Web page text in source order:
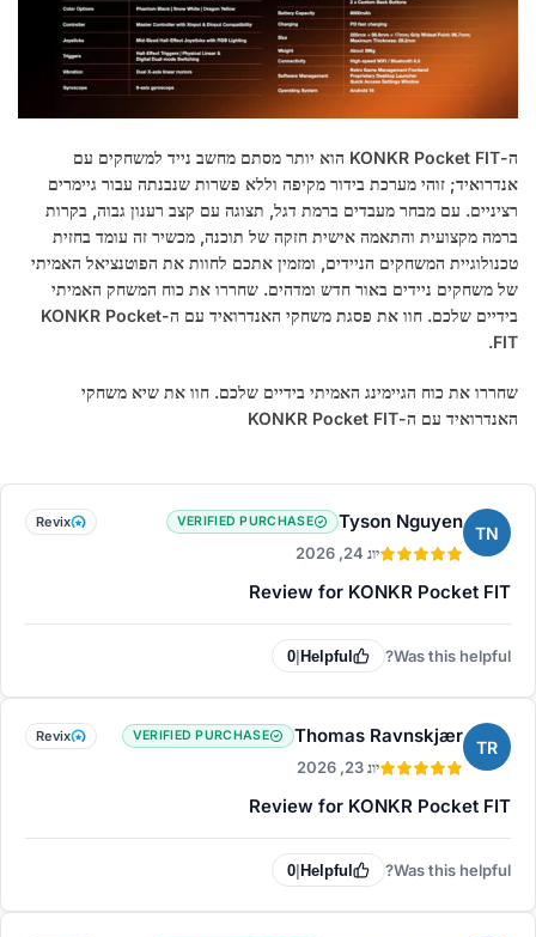
ה-KONKR Pocket FIT הוא יותר מסתם מחשב נייד למשחקים עם
אנדרואיד; זוהי מערכת בידור מקיפה וללא פשרות שנבנתה עבור גיימרים
רציניים. עם מבחר מעבדים ברמת דגל, תצוגה עם קצב רענון גבוה, בקרות
ברמה מקצועית והתאמה אישית חזקה של תוכנה, מכשיר זה עומד בחזית
טכנולוגיית המשחקים הניידים, ומזמין אתכם לחוות את הפוטנציאל האמיתי
של משחקים ניידים באור חדש ומדהים. שחררו את כוח המשחק האמיתי
בידיים שלכם. חוו את פסגת משחקי האנדרואיד עם ה-KONKR Pocket
FIT.
שחררו את כוח הגיימינג האמיתי בידיים שלכם. חוו את שיא משחקי
האנדרואיד עם ה-KONKR Pocket FIT
TN
Tyson Nguyen
VERIFIED PURCHASE
יונ 24, 2026
Revix
Review for KONKR Pocket FIT
Was this helpful?
Helpful
|
0
TR
Thomas Ravnskjær
VERIFIED PURCHASE
יונ 23, 2026
Revix
Review for KONKR Pocket FIT
Was this helpful?
Helpful
|
0